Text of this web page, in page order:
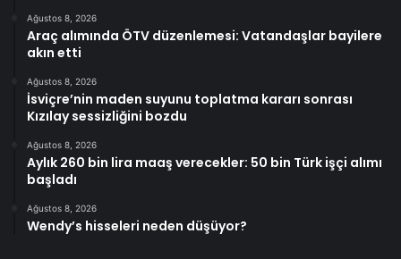
Ağustos 8, 2026
Araç alımında ÖTV düzenlemesi: Vatandaşlar bayilere
akın etti
Ağustos 8, 2026
İsviçre’nin maden suyunu toplatma kararı sonrası
Kızılay sessizliğini bozdu
Ağustos 8, 2026
Aylık 260 bin lira maaş verecekler: 50 bin Türk işçi alımı
başladı
Ağustos 8, 2026
Wendy’s hisseleri neden düşüyor?